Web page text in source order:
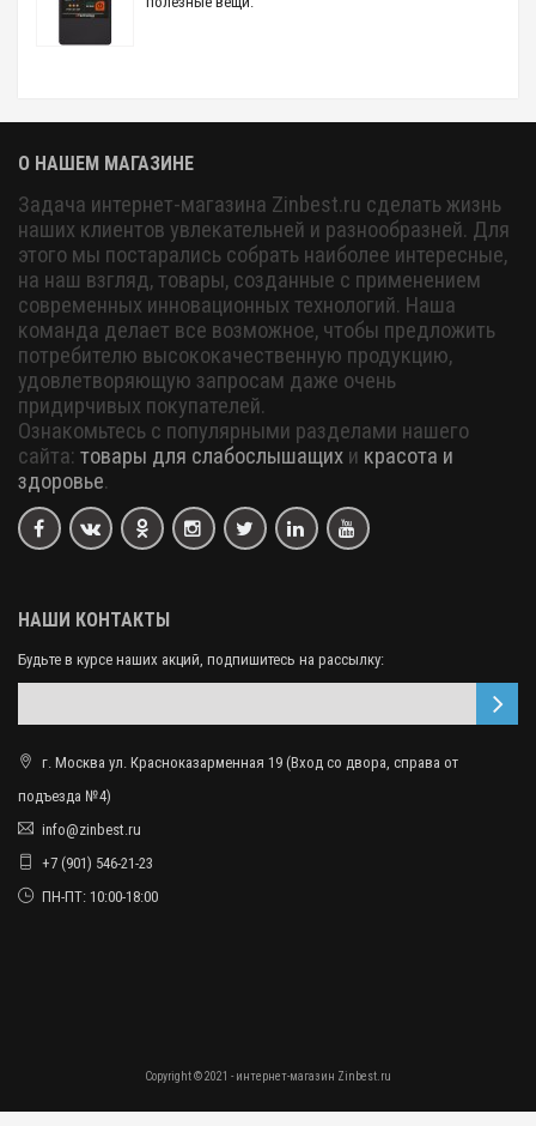
О НАШЕМ МАГАЗИНЕ
Задача интернет-магазина Zinbest.ru сделать жизнь
наших клиентов увлекательней и разнообразней. Для
этого мы постарались собрать наиболее интересные,
на наш взгляд, товары, созданные с применением
современных инновационных технологий. Наша
команда делает все возможное, чтобы предложить
потребителю высококачественную продукцию,
удовлетворяющую запросам даже очень
придирчивых покупателей.
Ознакомьтесь с популярными разделами нашего
сайта: товары для слабослышащих и красота и
здоровье.
НАШИ КОНТАКТЫ
Будьте в курсе наших акций, подпишитесь на рассылку:
г. Москва ул. Красноказарменная 19 (Вход со двора, справа от
подъезда №4)
info@zinbest.ru
+7 (901) 546-21-23
ПН-ПТ: 10:00-18:00
Copyright © 2021 - интернет-магазин Zinbest.ru